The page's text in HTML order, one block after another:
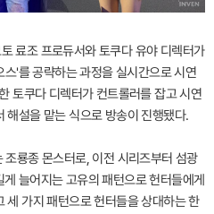
료조 프로듀서와 토쿠다 유야 디렉터가
'를 공략하는 과정을 실시간으로 시연
토쿠다 디렉터가 컨트롤러를 잡고 시연
해설을 맡는 식으로 방송이 진행됐다.
룡종 몬스터로, 이전 시리즈부터 섬광
늘어지는 고유의 패턴으로 헌터들에게
세 가지 패턴으로 헌터들을 상대하는 한